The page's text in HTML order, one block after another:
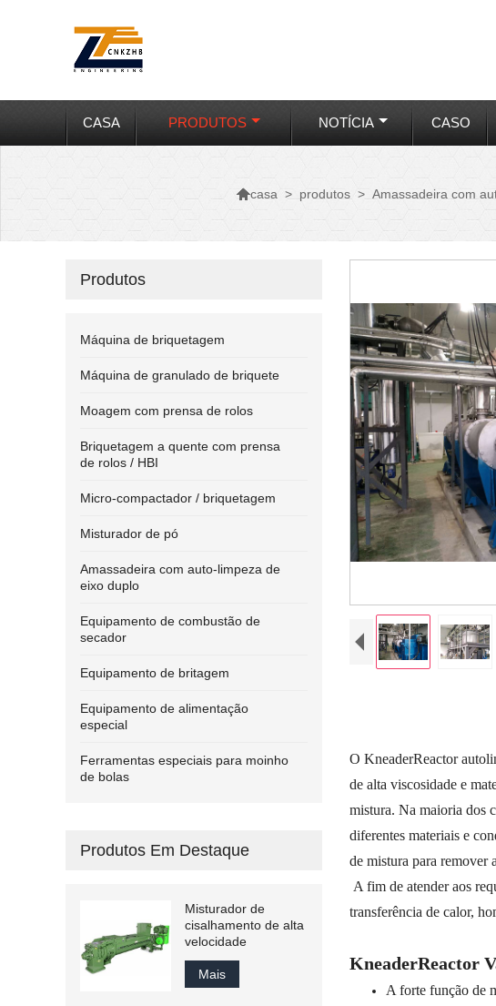
CASA PRODUTOS NOTÍCIA CASO
casa > produtos > Amassadeira com
O KneaderReactor
de alta viscosidade e
mistura. Na maioria dos
diferentes materiais e
de mistura para remover
A fim de atender aos
transferência de calor,
KneaderReactor
A forte função de
Produtos
Máquina de briquetagem
Máquina de granulado de briquete
Moagem com prensa de rolos
Briquetagem a quente com prensa
de rolos / HBI
Micro-compactador / briquetagem
Misturador de pó
Amassadeira com auto-limpeza de
eixo duplo
Equipamento de combustão de
secador
Equipamento de britagem
Equipamento de alimentação
especial
Ferramentas especiais para moinho
de bolas
Produtos Em Destaque
Misturador de
cisalhamento de alta
velocidade
Mais